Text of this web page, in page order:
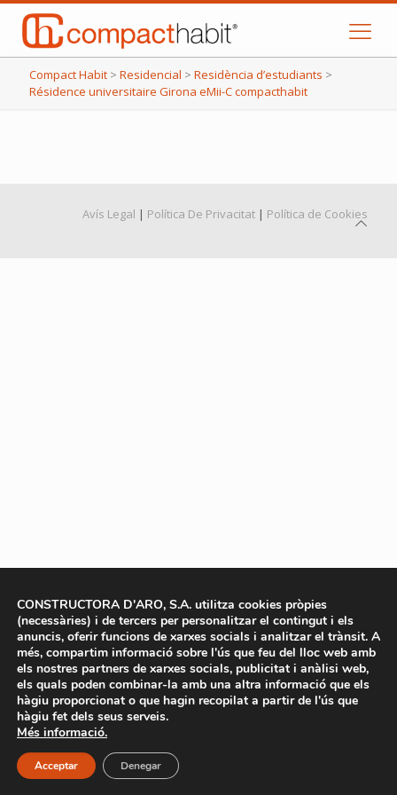
Compact Habit > Residencial > Residència d’estudiants >
Résidence universitaire Girona eMii-C compacthabit
Avís Legal | Política De Privacitat | Política de Cookies
CONSTRUCTORA D'ARO, S.A. utilitza cookies pròpies
(necessàries) i de tercers per personalitzar el contingut i els
anuncis, oferir funcions de xarxes socials i analitzar el trànsit. A
més, compartim informació sobre l'ús que feu del lloc web amb
els nostres partners de xarxes socials, publicitat i anàlisi web,
els quals poden combinar-la amb una altra informació que els
hàgiu proporcionat o que hagin recopilat a partir de l'ús que
hàgiu fet dels seus serveis.
Més informació.
Acceptar Denegar